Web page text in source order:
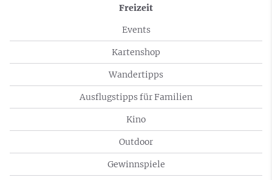
Freizeit
Events
Kartenshop
Wandertipps
Ausflugstipps für Familien
Kino
Outdoor
Gewinnspiele